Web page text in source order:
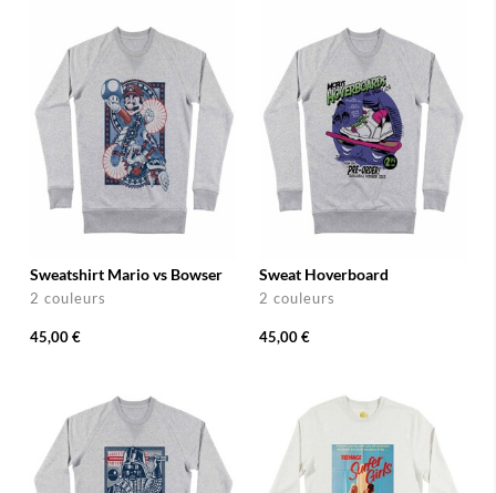
Sweatshirt Mario vs Bowser
2 couleurs
45,00 €
Sweat Hoverboard
2 couleurs
45,00 €